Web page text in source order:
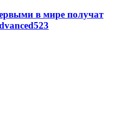
в мире получат
523